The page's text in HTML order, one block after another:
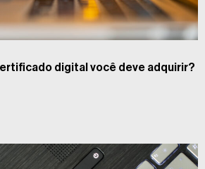
digital você deve adquirir?